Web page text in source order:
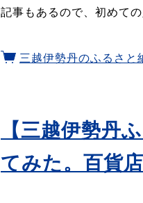
記事もあるので、初めて
三越伊勢丹のふるさと
【三越伊勢丹
てみた。百貨